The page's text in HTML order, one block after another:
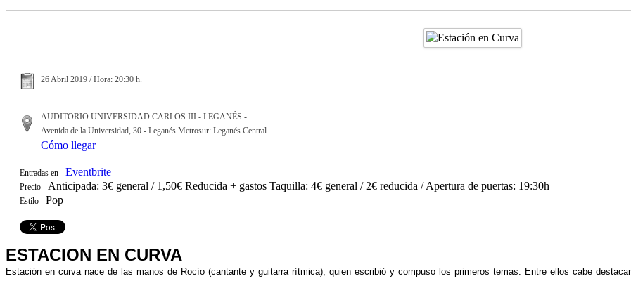
26 Abril 2019 / Hora: 20:30 h.
AUDITORIO UNIVERSIDAD CARLOS III - LEGANÉS -
Avenida de la Universidad, 30 - Leganés Metrosur: Leganés Central
Cómo llegar
Entradas en Eventbrite
Precio Anticipada: 3€ general / 1,50€ Reducida + gastos Taquilla: 4€ general / 2€ reducida / Apertura de puertas: 19:30h
Estilo Pop
ESTACIÓN EN CURVA
Estación en curva nace de las manos de Rocío (cantante y guitarra rítmica), quien escribió y compuso los primeros temas. Entre ellos cabe